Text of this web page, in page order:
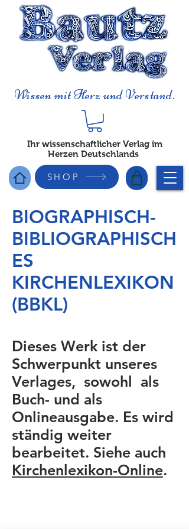
Wissen mit Herz und Verstand.
Ihr wissenschaftlicher Verlag im
Herzen Deutschlands
SHOP
BIOGRAPHISCH-
BIBLIOGRAPHISCH
ES
KIRCHENLEXIKON
(BBKL)
Dieses Werk ist der
Schwerpunkt unseres
Verlages, sowohl als
Buch- und als
Onlineausgabe. Es wird
ständig weiter
bearbeitet. Siehe auch
Kirchenlexikon-Online.